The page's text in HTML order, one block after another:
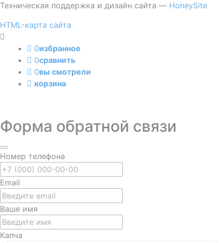
Техническая поддержка и дизайн сайта — HoneySite
HTML-карта сайта
0избранное
0сравнить
0вы смотрели
корзина
Форма обратной связи
Номер телефона
Email
Ваше имя
Капча